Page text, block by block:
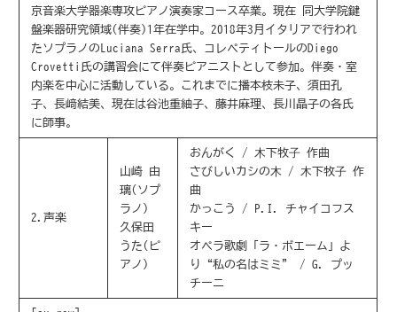
京音楽大学器楽専攻ピアノ演奏家コース卒業。現在 同大学院鍵
盤楽器研究領域(伴奏)1年在学中。2018年3月イタリアで行われ
たソプラノのLuciana Serra氏、コレペティトールのDiego
Crovetti氏の講習会にて伴奏ピアニストとして参加。伴奏・室
内楽を中心に活動している。これまでに播本枝未子、須田孔
子、長﨑結美、現在は谷池重紬子、藤井麻理、長川晶子の各氏
に師事。
2.声楽
山崎 由
璃(ソプ
ラノ)
久保田
うた(ピ
アノ)
おんがく / ⽊下牧⼦ 作曲
さびしいカシの⽊ / ⽊下牧⼦ 作
曲
かっこう / P.I. チャイコフス
キー
オペラ歌劇「ラ・ボエーム」よ
り“私の名はミミ” / G. プッ
チーニ